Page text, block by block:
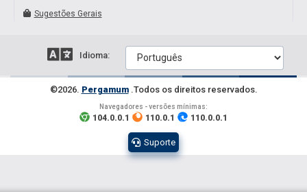
Sugestões Gerais
Idioma:
©2026. Pergamum .Todos os direitos reservados.
Navegadores - versões mínimas:
104.0.0.1 110.0.1 110.0.0.1
Suporte